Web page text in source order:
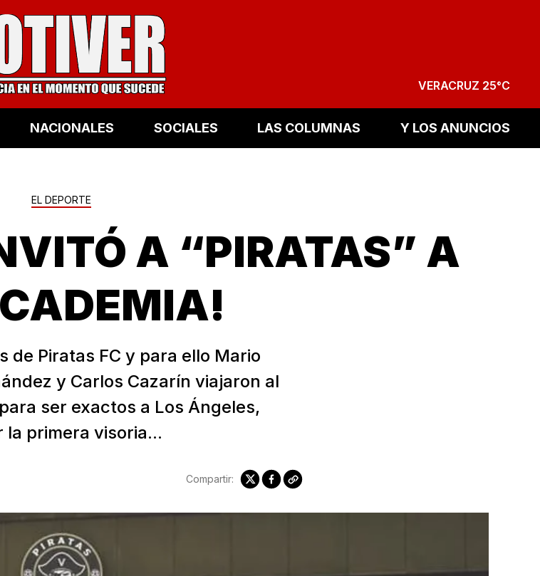
VERACRUZ 25°C
NACIONALES SOCIALES LAS COLUMNAS Y LOS ANUNCIOS
EL DEPORTE
A “PIRATAS” A
de Piratas FC y para ello Mario
y Carlos Cazarín viajaron al
ser exactos a Los Ángeles,
la primera visoria...
Compartir: